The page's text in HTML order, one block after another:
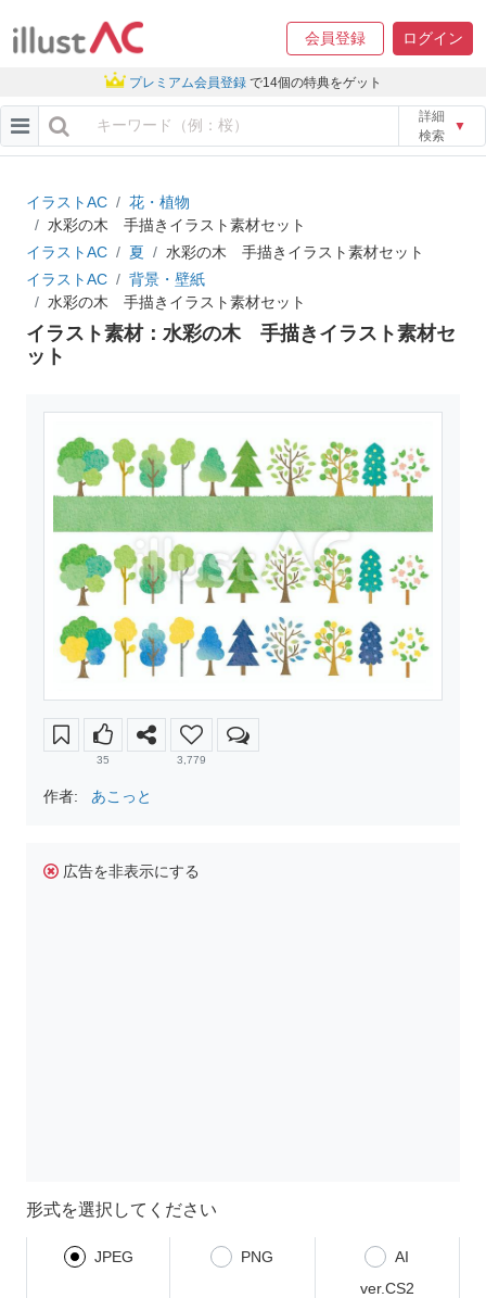
会員登録 ログイン
プレミアム会員登録 で14個の特典をゲット
詳細
検索
▼
イラストAC
花・植物
水彩の木 手描きイラスト素材セット
イラストAC
夏
水彩の木 手描きイラスト素材セット
イラストAC
背景・壁紙
水彩の木 手描きイラスト素材セット
イラスト素材：水彩の木 手描きイラスト素材セ
ット
35 3,779
作者: あこっと
広告を非表示にする
形式を選択してください
JPEG PNG
AI
ver.CS2